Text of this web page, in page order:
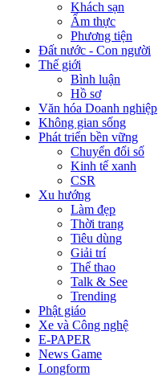
Khách sạn
Ẩm thực
Phương tiện
Đất nước - Con người
Thế giới
Bình luận
Hồ sơ
Văn hóa Doanh nghiệp
Không gian sống
Phát triển bền vững
Chuyển đổi số
Kinh tế xanh
CSR
Xu hướng
Làm đẹp
Thời trang
Tiêu dùng
Giải trí
Thể thao
Talk & See
Trending
Phật giáo
Xe và Công nghệ
E-PAPER
News Game
Longform